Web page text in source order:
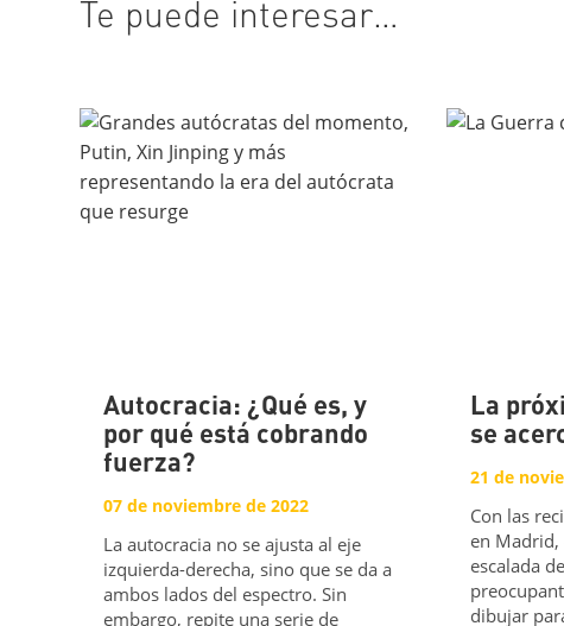
Te puede interesar…
Autocracia: ¿Qué es, y
por qué está cobrando
fuerza?
07 de noviembre de 2022
La autocracia no se ajusta al eje
izquierda-derecha, sino que se da a
ambos lados del espectro. Sin
embargo, repite una serie de
La
se
21 de
Con las
en Madrid,
escalada
dibujar